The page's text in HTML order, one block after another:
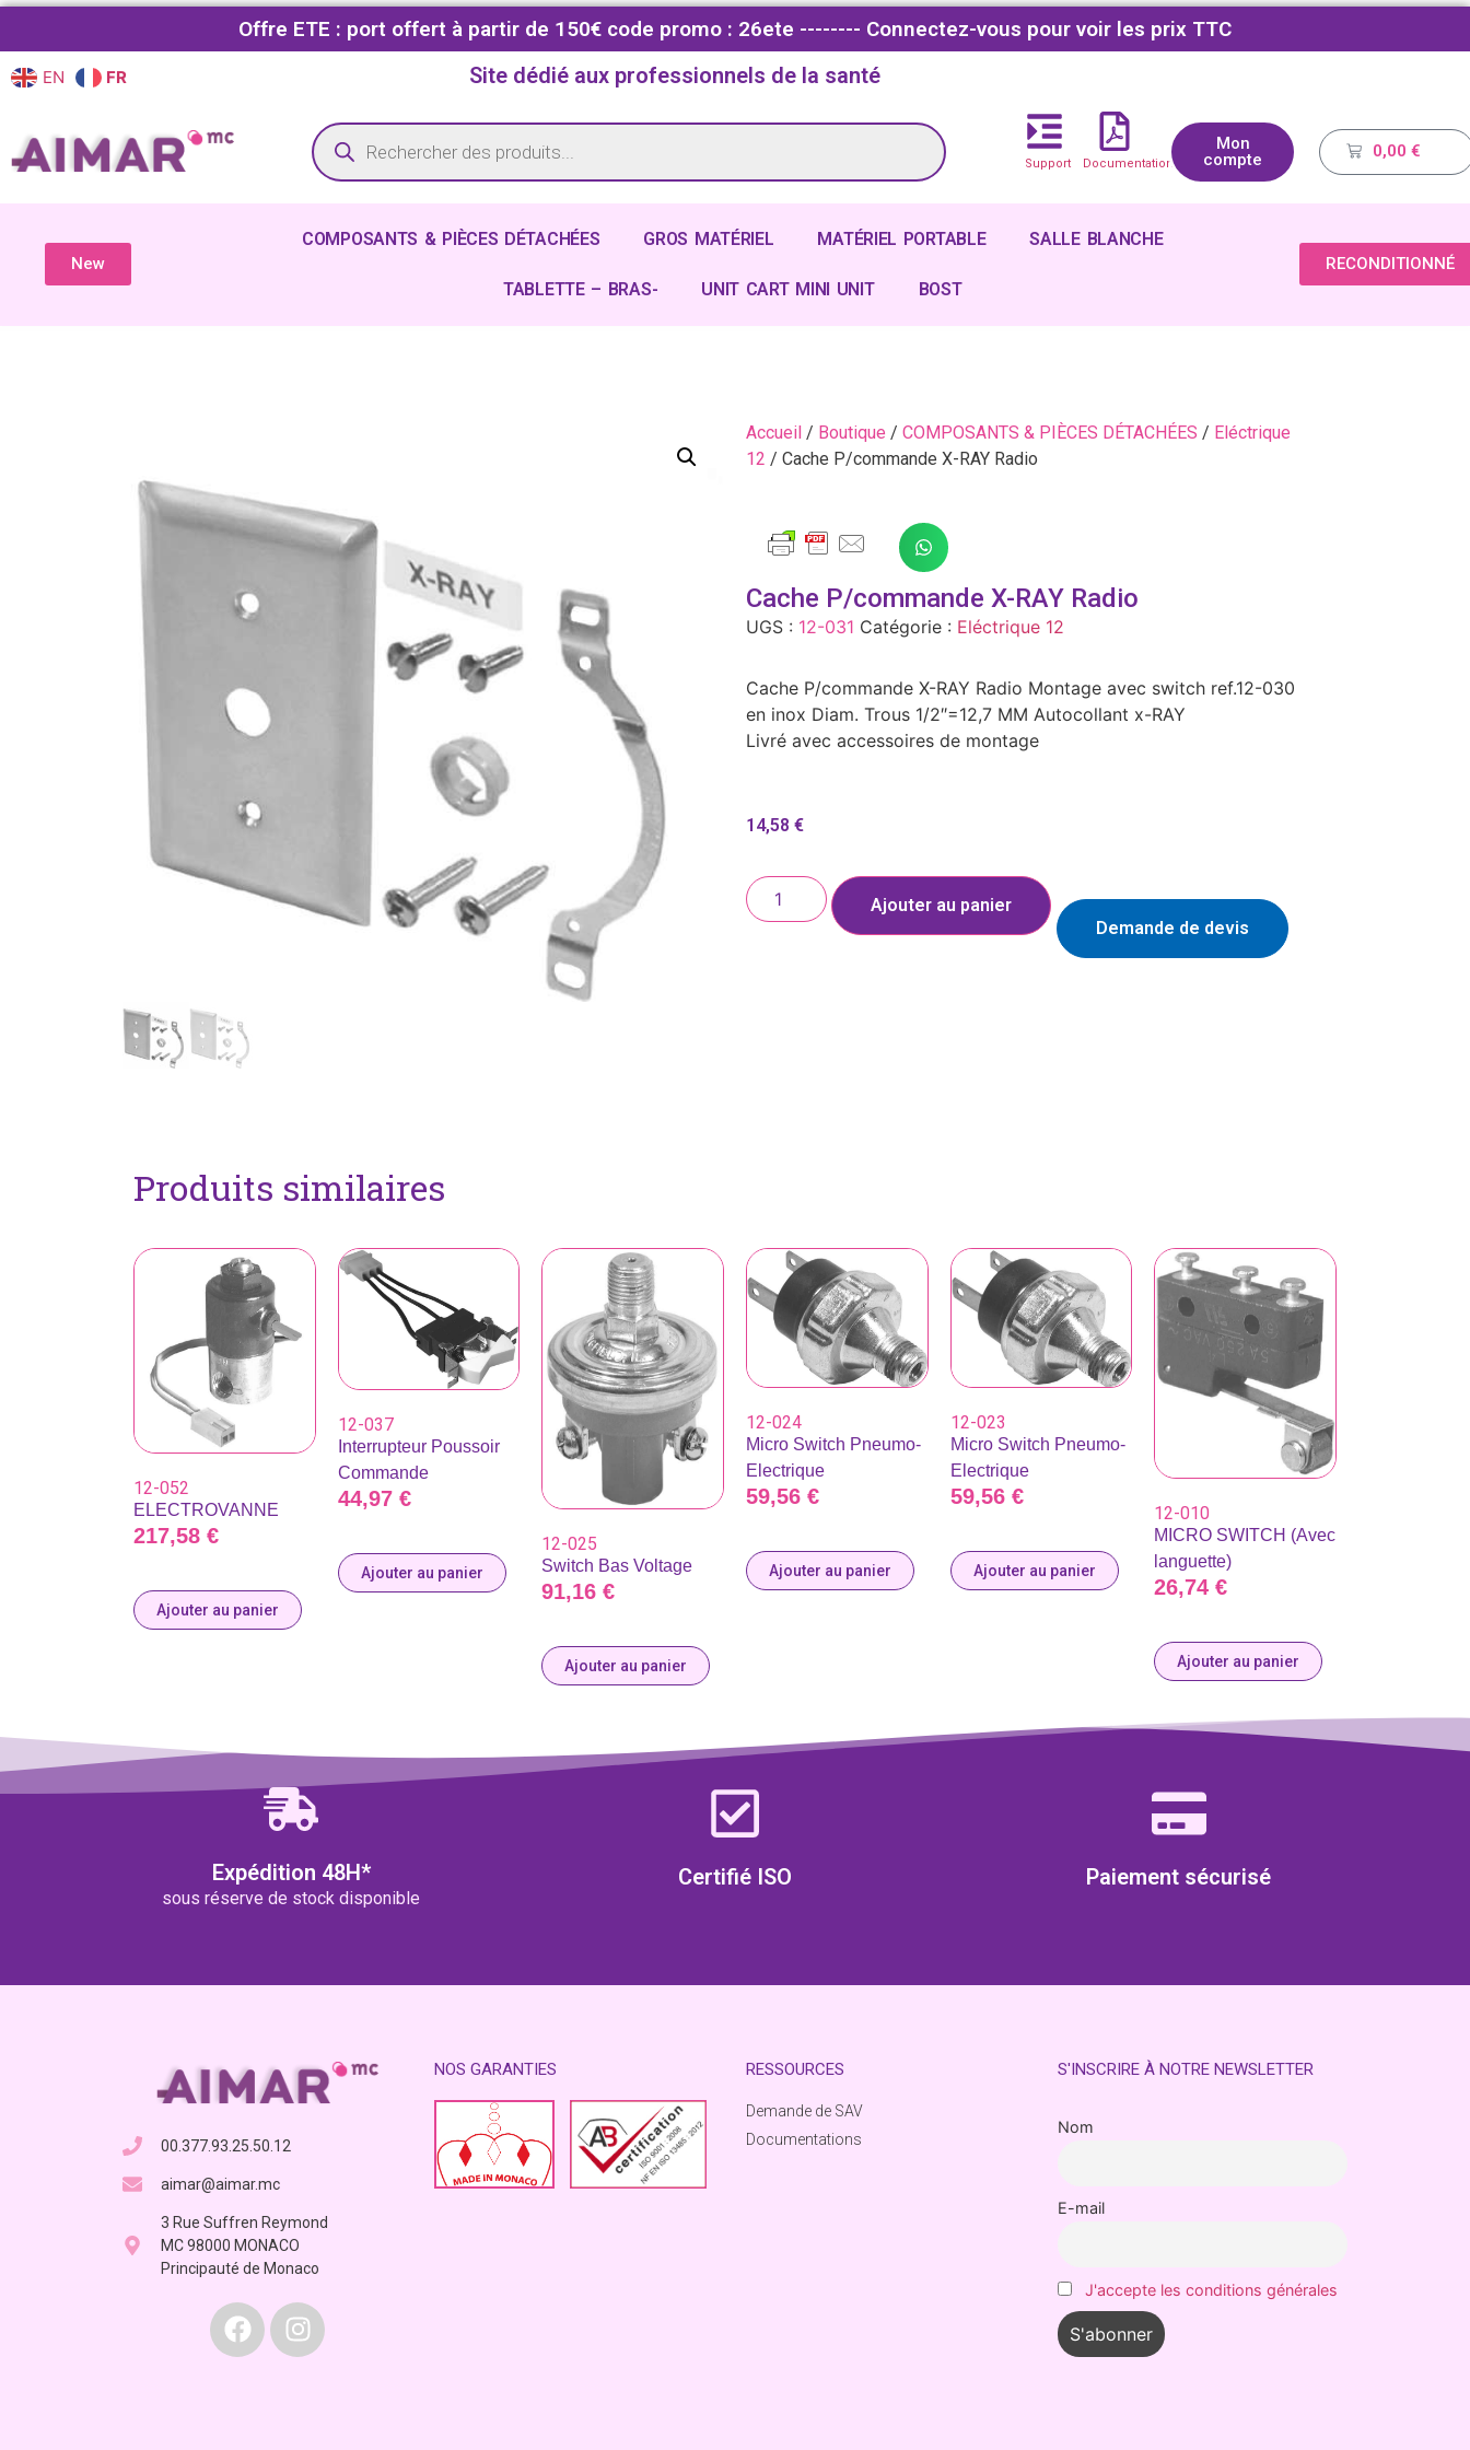
Offre ETE : port offert à partir de 150€ code promo : 26ete -------- Connectez-vous pour voir les prix TTC
EN FR Site dédié aux professionnels de la santé
Support Documentations
Mon
compte
0,00 €
New
COMPOSANTS & PIÈCES DÉTACHÉES GROS MATÉRIEL MATÉRIEL PORTABLE SALLE BLANCHE
TABLETTE – BRAS- UNIT CART MINI UNIT BOST
RECONDITIONNÉ
Accueil / Boutique / COMPOSANTS & PIÈCES DÉTACHÉES / Eléctrique
12 / Cache P/commande X-RAY Radio
Cache P/commande X-RAY Radio
UGS : 12-031 Catégorie : Eléctrique 12
Cache P/commande X-RAY Radio Montage avec switch ref.12-030
en inox Diam. Trous 1/2″=12,7 MM Autocollant x-RAY
Livré avec accessoires de montage
14,58 €
Ajouter au panier
Demande de devis
Produits similaires
12-052
ELECTROVANNE
217,58 €
Ajouter au panier
12-037
Interrupteur Poussoir
Commande
44,97 €
Ajouter au panier
12-025
Switch Bas Voltage
91,16€
Ajouter au panier
12-024
Micro Switch Pneumo-
Electrique
59,56 €
Ajouter au panier
12-023
Micro Switch Pneumo-
Electrique
59,56 €
Ajouter au panier
12-010
MICRO SWITCH (Avec
languette)
26,74€
Ajouter au panier
Expédition 48H*
sous réserve de stock disponible
Certifié ISO Paiement sécurisé
00.377.93.25.50.12
aimar@aimar.mc
3 Rue Suffren Reymond
MC 98000 MONACO
Principauté de Monaco
NOS GARANTIES RESSOURCES
Demande de SAV
Documentations
S'INSCRIRE À NOTRE NEWSLETTER
Nom
E-mail
J'accepte les conditions générales